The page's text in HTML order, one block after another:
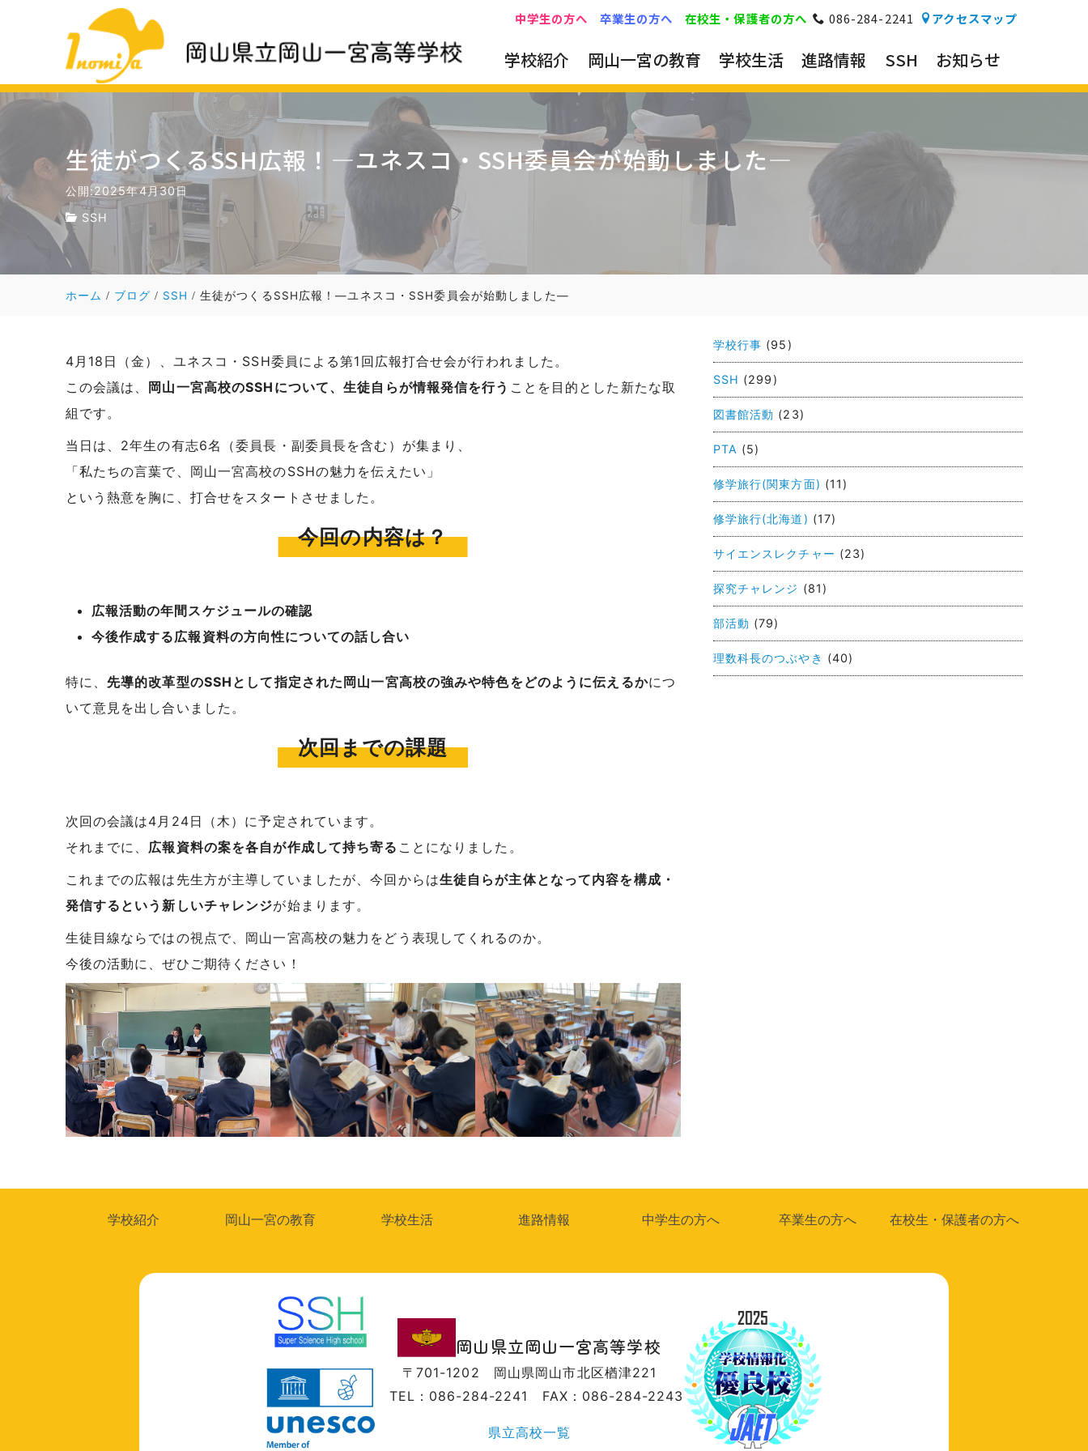
中学生の方へ 卒業生の方へ 在校生・保護者の方へ 086-284-2241 アクセスマップ
学校紹介 岡山一宮の教育 学校生活 進路情報 SSH お知らせ
生徒がつくるSSH広報！―ユネスコ・SSH委員会が始動しました―
公開:2025年4月30日
SSH
ホーム ブログ SSH 生徒がつくるSSH広報！―ユネスコ・SSH委員会が始動しました―
4月18日（金）、ユネスコ・SSH委員による第1回広報打合せ会が行われました。
この会議は、
岡山一宮高校のSSHについて、生徒自らが情報発信を行う ことを目的とした新たな取
組です。
当日は、2年生の有志6名（委員長・副委員長を含む）が集まり、
「私たちの言葉で、岡山一宮高校のSSHの魅力を伝えたい」
という熱意を胸に、打合せをスタートさせました。
今回の内容は？
広報活動の年間スケジュールの確認
今後作成する広報資料の方向性についての話し合い
特に、 先導的改革型のSSHとして指定された岡山一宮高校の強みや特色をどのように伝えるかにつ
いて意見を出し合いました。
次回までの課題
次回の会議は4月24日（木）に予定されています。
それまでに、 広報資料の案を各自が作成して持ち寄る ことになりました。
これまでの広報は先生方が主導していましたが、今回からは生徒自らが主体となって内容を構成・
発信するという新しいチャレンジが始まります。
生徒目線ならではの視点で、岡山一宮高校の魅力をどう表現してくれるのか。
今後の活動に、ぜひご期待ください！
稿
学校行事 (95)
SSH (299)
図書館活動 (23)
PTA (5)
修学旅行(関東方面) (11)
修学旅行(北海道) (17)
サイエンスレクチャー (23)
探究チャレンジ (81)
部活動 (79)
理数科長のつぶやき (40)
学校紹介 岡山一宮の教育 学校生活 進路情報 中学生の方へ 卒業生の方へ 在校生・保護者の方へ
岡山県立岡山一宮高等学校
〒701-1202 岡山県岡山市北区楢津221
TEL：086-284-2241
FAX：086-284-2243
県立高校一覧